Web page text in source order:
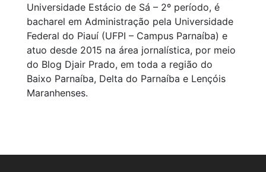
Universidade Estácio de Sá – 2º período, é
bacharel em Administração pela Universidade
Federal do Piauí (UFPI – Campus Parnaíba) e
atuo desde 2015 na área jornalística, por meio
do Blog Djair Prado, em toda a região do
Baixo Parnaíba, Delta do Parnaíba e Lençóis
Maranhenses.